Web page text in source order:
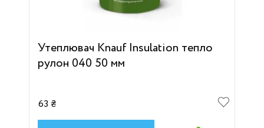
Утеплювач Кnauf Insulation тепло
рулон 040 50 мм
63 ₴